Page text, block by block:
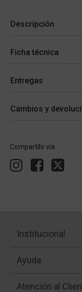
Descripción
Ficha técnica
Entregas
Cambios y
Compartílo vía
Institucional
Ayuda
Atención al